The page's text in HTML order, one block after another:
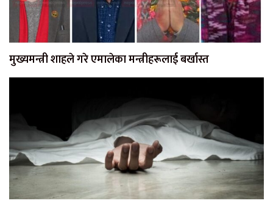
मुख्यमन्त्री शाहले गरे एमालेका मन्त्रीहरूलाई बर्खास्त